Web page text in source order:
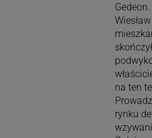
na ten
rynku